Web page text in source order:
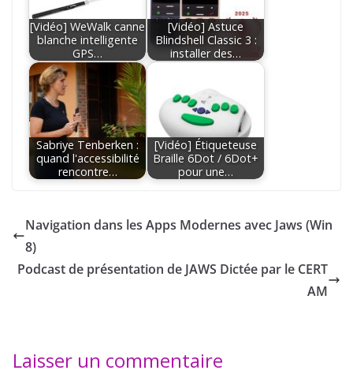
[Vidéo] WeWalk canne
blanche intelligente
GPS…
[Vidéo] Astuce
Blindshell Classic 3 :
installer des…
Sabriye Tenberken :
quand l'accessibilité
rencontre…
[Vidéo] Étiqueteuse
Braille 6Dot / 6Dot+
pour une…
Navigation dans les Apps Modernes avec Jaws (Win
8)
Podcast de présentation de JAWS Dictée par le CERT
AM
Laisser un commentaire